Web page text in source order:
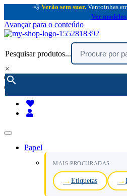
💨 Verão sem suar. Ventoinhas
Ver
Avançar para o conteúdo
Pesquisar produtos...
×
encomendar por telefone :
(chamada rede fixa nacional)
Papel
MAIS PROCURADAS
Etiquetas